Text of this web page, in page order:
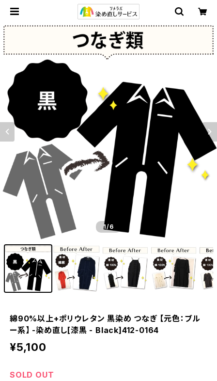
1/6
綿90%以上+ポリウレタン 黒染め つなぎ 【元色：ブル
ー系】 -染め直し[漆黒 - Black]412-0164
¥5,100
SOLD OUT